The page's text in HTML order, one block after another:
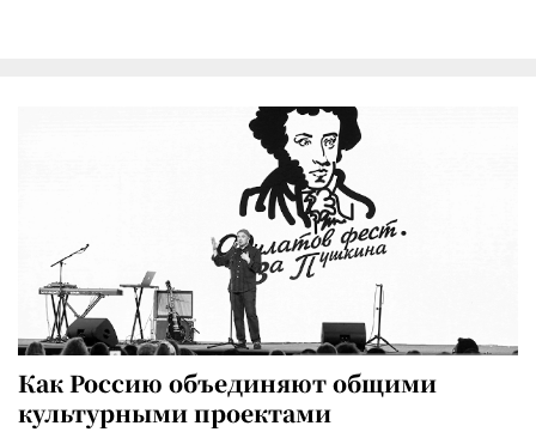
Как Россию объединяют общими
культурными проектами